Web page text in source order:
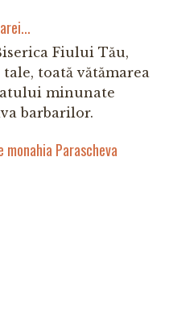
Fiului Tău,
toată vătămarea
minunate
barbarilor.
Parascheva